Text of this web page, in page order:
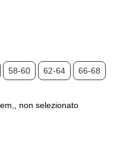
58-60 62-64 66-68